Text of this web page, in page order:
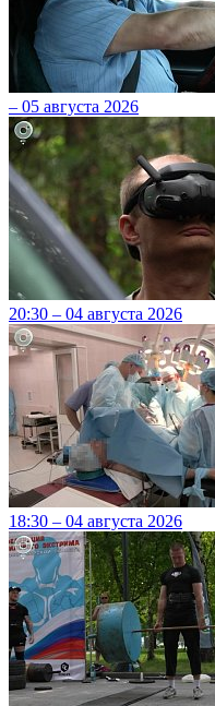
– 05 августа 2026
20:30 – 04 августа 2026
18:30 – 04 августа 2026